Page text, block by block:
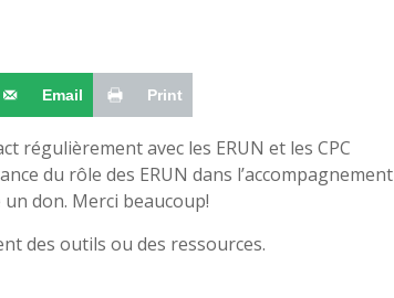
Email Print
régulièrement avec les ERUN et les CPC
du rôle des ERUN dans l’accompagnement
don. Merci beaucoup!
des outils ou des ressources.